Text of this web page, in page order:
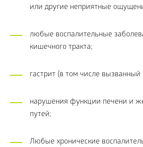
или другие неприятные
любые воспалительные
кишечного тракта;
гастрит (в том числе
нарушения функции печени и
путей;
Любые хронические